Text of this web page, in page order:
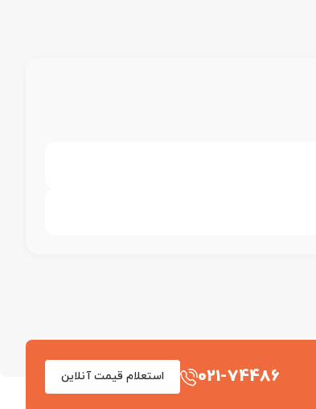
021-74486 استعلام قیمت آنلاین